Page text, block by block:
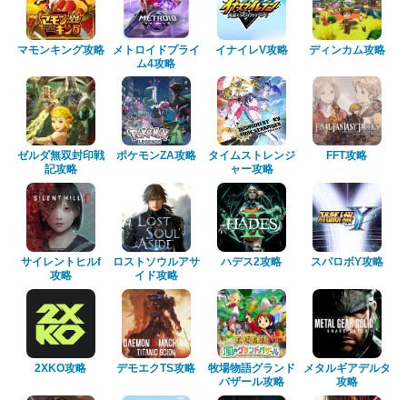
マモンキング攻略
メトロイドプライ
ム4攻略
イナイレV攻略 ディンカム攻略
ゼルダ無双封印戦
記攻略
ポケモンZA攻略
タイムストレンジ
ャー攻略
FFT攻略
サイレントヒルf
攻略
ロストソウルアサ
イド攻略
ハデス2攻略 スパロボY攻略
2XKO攻略 デモエクTS攻略
牧場物語グランド
バザール攻略
メタルギアデルタ
攻略